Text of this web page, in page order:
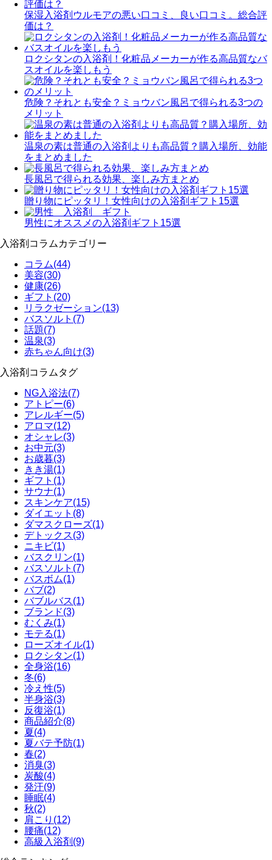
保湿入浴剤ウルモアの悪い口コミ、良い口コミ。総合評
価は？
ロクシタンの入浴剤！化粧品メーカーが作る高品質なバ
スオイルを楽しもう
危険？それとも安全？ミョウバン風呂で得られる3つの
メリット
温泉の素は普通の入浴剤よりも高品質？購入場所、効能
をまとめました
長風呂で得られる効果、楽しみ方まとめ
贈り物にピッタリ！女性向けの入浴剤ギフト15選
男性にオススメの入浴剤ギフト15選
入浴剤コラムカテゴリー
コラム(44)
美容(30)
健康(26)
ギフト (20)
リラクゼーション(13)
バスソルト (7)
話題(7)
温泉(3)
赤ちゃん向け(3)
入浴剤コラムタグ
NG入浴法(7)
アトピー(6)
アレルギー(5)
アロマ(12)
オシャレ(3)
お中元(3)
お歳暮(3)
きき湯(1)
ギフト (1)
サウナ(1)
スキンケア(15)
ダイエット (8)
ダマスクローズ(1)
デトックス(3)
ニキビ(1)
バスクリン(1)
バスソルト (7)
バスボム(1)
バブ(2)
バブルバス(1)
ブランド(3)
むくみ(1)
モテる(1)
ローズオイル(1)
ロクシタン(1)
全身浴(16)
冬(6)
冷え性(5)
半身浴(3)
反復浴(1)
商品紹介(8)
夏(4)
夏バテ予防(1)
春(2)
消臭(3)
炭酸(4)
発汗(9)
睡眠(4)
秋(2)
肩こり (12)
腰痛(12)
高級入浴剤 (9)